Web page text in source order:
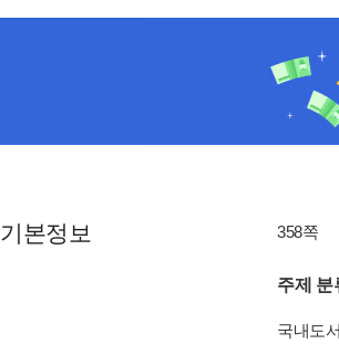
기본정보 358쪽
주제 분
국내도